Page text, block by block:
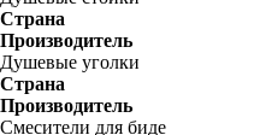
Страна
Производитель
Душевые уголки
Страна
Производитель
Смесители для биде